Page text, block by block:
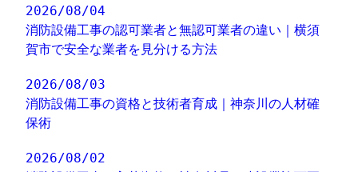
2026/08/04
消防設備工事の認可業者と無認可業者の違い｜横須
賀市で安全な業者を見分ける方法
2026/08/03
消防設備工事の資格と技術者育成｜神奈川の人材確
保術
2026/08/02